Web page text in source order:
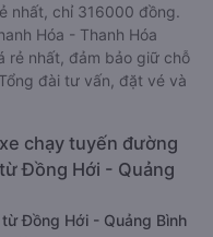
nhất, chỉ 316000 đồng.
Hóa - Thanh Hóa
rẻ nhất, đảm bảo giữ chỗ
đài tư vấn, đặt vé và
chạy tuyến đường
Đồng Hới - Quảng
Đồng Hới - Quảng Bình